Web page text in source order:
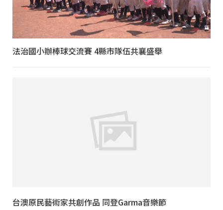
法治國小辦棒球交流賽 4縣市隊伍共襄盛舉
台澳原民藝術家共創作品 同登Garma音樂節